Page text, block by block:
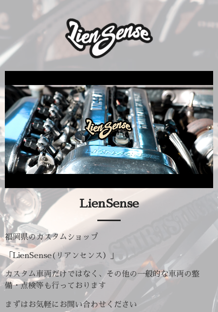
LienSense​
福岡県のカスタムショップ
「LienSense(リアンセンス）」
カスタム車両だけではなく、その他の一般的な車両の整
備・点検等も行っております
まずはお気軽にお問い合わせください